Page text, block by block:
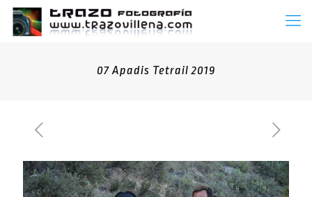
07 Apadis Tetrail 2019